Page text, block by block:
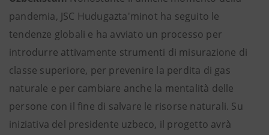
pandemia, JSC Hudugazta'minot ha seguito le
tendenze globali e ha avviato un processo per
introdurre attivamente strumenti di misurazione di
classe superiore, per prevenire la perdita di gas
naturale e per cambiare anche la mentalità delle
persone con il fine di salvare le risorse naturali. Su
iniziativa del presidente uzbeco, il progetto avrà